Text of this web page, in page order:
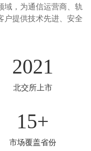
域，为通信运营商、轨
户提供技术先进、安全
2021
北交所上市
15+
市场覆盖省份